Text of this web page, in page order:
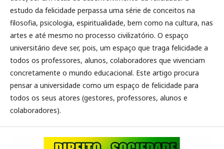
estudo da felicidade perpassa uma série de conceitos na
filosofia, psicologia, espiritualidade, bem como na cultura, nas
artes e até mesmo no processo civilizatório. O espaço
universitário deve ser, pois, um espaço que traga felicidade a
todos os professores, alunos, colaboradores que vivenciam
concretamente o mundo educacional. Este artigo procura
pensar a universidade como um espaço de felicidade para
todos os seus atores (gestores, professores, alunos e
colaboradores).